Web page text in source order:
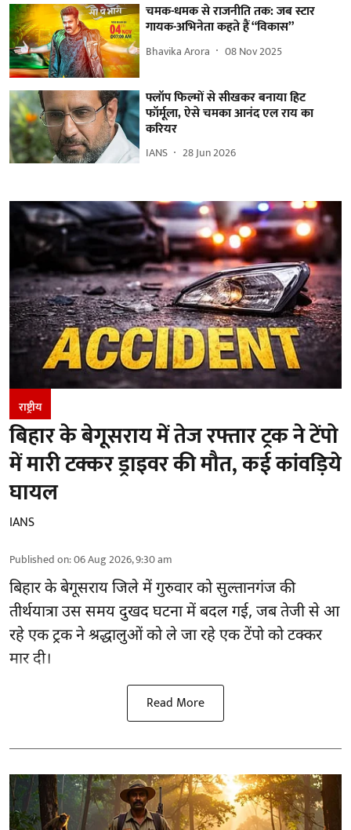
चमक-धमक से राजनीति तक: जब स्टार
गायक-अभिनेता कहते हैं “विकास”
Bhavika Arora 08 Nov 2025
फ्लॉप फिल्मों से सीखकर बनाया हिट
फॉर्मूला, ऐसे चमका आनंद एल राय का
करियर
IANS 28 Jun 2026
राष्ट्रीय
बिहार के बेगूसराय में तेज रफ्तार ट्रक ने टेंपो
में मारी टक्कर ड्राइवर की मौत, कई कांवड़िये
घायल
IANS
Published on:06 Aug 2026, 9:30 am
बिहारके बेगूसराय जिले में गुरुवार को सुल्तानगंज की
तीर्थयात्रा उस समय दुखद घटना में बदल गई, जब तेजी से आ
रहे एक ट्रक ने श्रद्धालुओं को ले जा रहे एक टेंपो को टक्कर
मार दी।
Read More